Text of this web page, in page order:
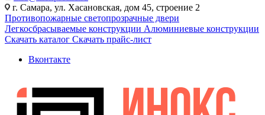
г. Самара, ул. Хасановская, дом 45, строение 2
Противопожарные светопрозрачные двери
Легкосбрасываемые конструкции Алюминиевые конструкции
Скачать каталог Скачать прайс-лист
Вконтакте